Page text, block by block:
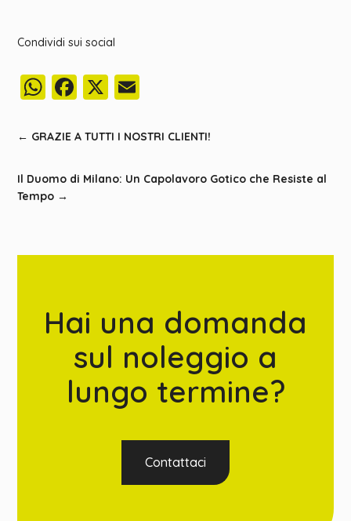
Condividi sui social
WhatsApp
Facebook
X
← GRAZIE A TUTTI I NOSTRI CLIENTI!
Il Duomo di Milano: Un Capolavoro Gotico che Resiste al
Tempo →
Hai una domanda
sul noleggio a
lungo termine?
Contattaci